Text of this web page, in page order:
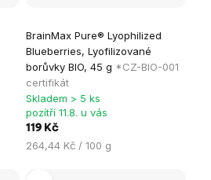
BrainMax Pure® Lyophilized
Blueberries, Lyofilizované
borůvky BIO, 45 g *CZ-BIO-001
certifikát
hodnocení
produktu
je
0,0
z
hvězdiček.
Skladem > 5 ks
pozítří 11.8. u vás
119 Kč
Měrná
264,44 Kč / 100 g